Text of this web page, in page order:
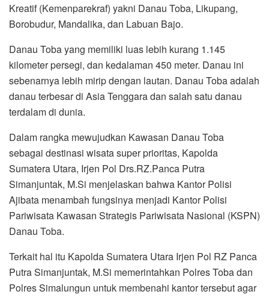
Kreatif (Kemenparekraf) yakni Danau Toba, Likupang,
Borobudur, Mandalika, dan Labuan Bajo.
Danau Toba yang memiliki luas lebih kurang 1.145
kilometer persegi, dan kedalaman 450 meter. Danau ini
sebenarnya lebih mirip dengan lautan. Danau Toba adalah
danau terbesar di Asia Tenggara dan salah satu danau
terdalam di dunia.
Dalam rangka mewujudkan Kawasan Danau Toba
sebagai destinasi wisata super prioritas, Kapolda
Sumatera Utara, Irjen Pol Drs.RZ.Panca Putra
Simanjuntak, M.Si menjelaskan bahwa Kantor Polisi
Ajibata menambah fungsinya menjadi Kantor Polisi
Pariwisata Kawasan Strategis Pariwisata Nasional (KSPN)
Danau Toba.
Terkait hal itu Kapolda Sumatera Utara Irjen Pol RZ Panca
Putra Simanjuntak, M.Si memerintahkan Polres Toba dan
Polres Simalungun untuk membenahi kantor tersebut agar